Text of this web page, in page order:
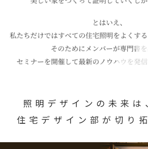
照明デザインの未来は
住宅デザイン部が 切り